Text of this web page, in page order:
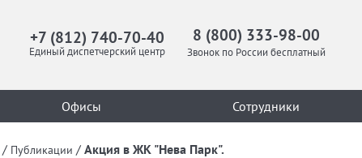
+7 (812) 740-70-40
Единый диспетчерский центр
8 (800) 333-98-00
Звонок по России бесплатный
Офисы Сотрудники
/ Публикации / Акция в ЖК "Нева Парк".